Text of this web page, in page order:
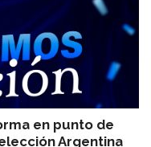
en punto de
Argentina